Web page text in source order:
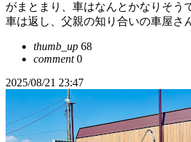
がまとまり、車はなんとかなりそう
車は返し、父親の知り合いの車屋さ
thumb_up 68
comment0
2025/08/21 23:47